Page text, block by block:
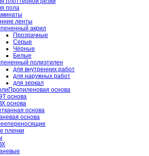
пола
ленты
акрил
Прозрачные
Серые
Чёрные
Белые
полиэтилен
для внутренних работ
для наружных работ
для зеркал
основа
основа
основа
основа
основа
пленки